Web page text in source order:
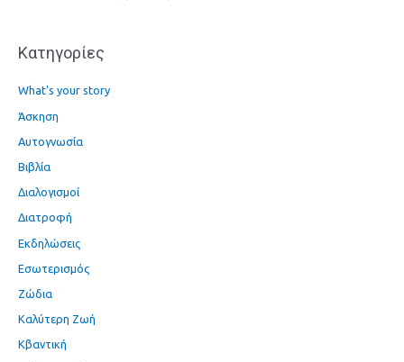
:Kατηγορίες
What's your story
Άσκηση
Αυτογνωσία
Βιβλία
Διαλογισμοί
Διατροφή
Εκδηλώσεις
Εσωτερισμός
Ζώδια
Καλύτερη Ζωή
Κβαντική